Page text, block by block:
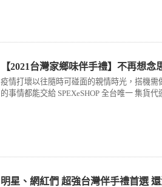
【2021台灣家鄉味伴手禮】不再想念
疫情打壞以往隨時可碰面的親情時光，搭機
的事情都能交給 SPEXeSHOP 全台唯一 集貨代
明星、網紅們 超強台灣伴手禮首選